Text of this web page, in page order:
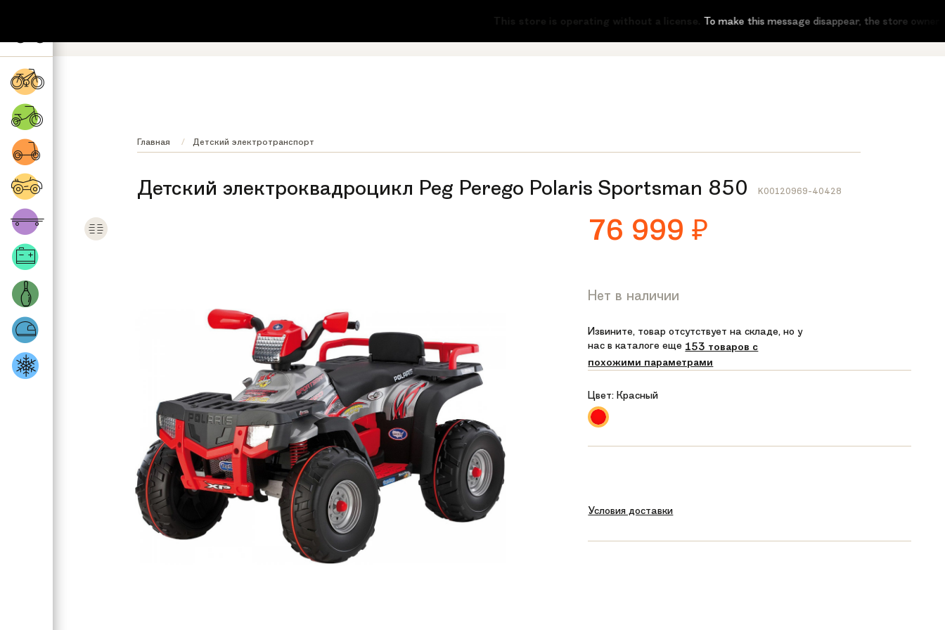
This store is operating without a license. To make this message disappear, the store owner
Главная Детский электротранспорт
Детский электроквадроцикл Peg Perego Polaris Sportsman 850 K00120969-40428
76 999₽
Нет в наличии
Извините, товар отсутствует на складе, но у
нас в каталоге еще 153 товаров с
похожими параметрами
Цвет:Красный
Условия доставки